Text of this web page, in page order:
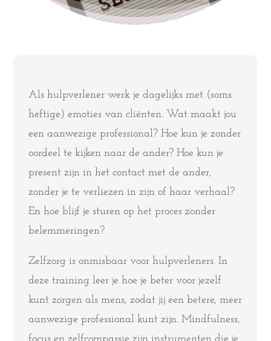
Als hulpverlener werk je dagelijks met (soms
heftige) emoties van cliënten. Wat maakt jou
een aanwezige professional? Hoe kun je zonder
oordeel te kijken naar de ander? Hoe kun je
present zijn in het contact met de ander,
zonder je te verliezen in zijn of haar verhaal?
En hoe blijf je sturen op het proces zonder
belemmeringen?
Zelfzorg is onmisbaar voor hulpverleners. In
deze training leer je hoe je beter voor jezelf
kunt zorgen als mens, zodat jij een betere, meer
aanwezige professional kunt zijn. Mindfulness,